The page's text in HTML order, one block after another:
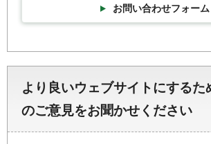
お問い合わせフォーム
より良いウェブサイトにするた
のご意見をお聞かせください